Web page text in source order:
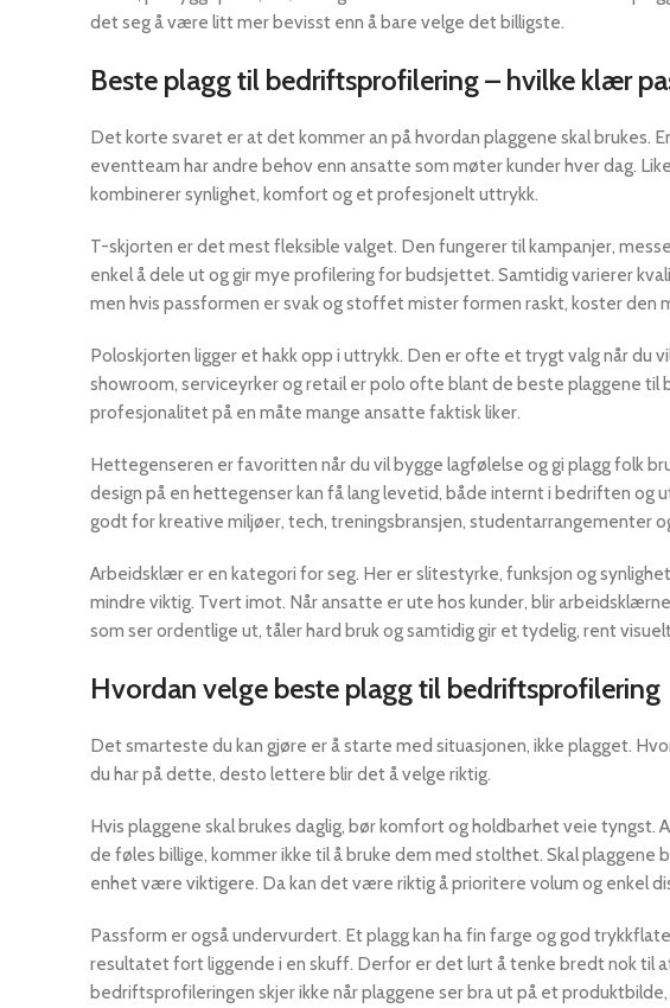
det seg å være litt mer bevisst enn å bare velge det billigste.
Beste plagg til bedriftsprofilering – hvilke klær
Det korte svaret er at det kommer an på hvordan plaggene skal brukes.
eventteam har andre behov enn ansatte som møter kunder hver dag.
kombinerer synlighet, komfort og et profesjonelt uttrykk.
T-skjorten er det mest fleksible valget. Den fungerer til kampanjer,
enkel å dele ut og gir mye profilering for budsjettet. Samtidig varierer
men hvis passformen er svak og stoffet mister formen raskt, koster den
Poloskjorten ligger et hakk opp i uttrykk. Den er ofte et trygt valg når du
showroom, serviceyrker og retail er polo ofte blant de beste plaggene
profesjonalitet på en måte mange ansatte faktisk liker.
Hettegenseren er favoritten når du vil bygge lagfølelse og gi plagg folk
design på en hettegenser kan få lang levetid, både internt i bedriften og
godt for kreative miljøer, tech, treningsbransjen, studentarrangementer
Arbeidsklær er en kategori for seg. Her er slitestyrke, funksjon og
mindre viktig. Tvert imot. Når ansatte er ute hos kunder, blir
som ser ordentlige ut, tåler hard bruk og samtidig gir et tydelig, rent
Hvordan velge beste plagg til bedriftsprofilering
Det smarteste du kan gjøre er å starte med situasjonen, ikke plagget.
du har på dette, desto lettere blir det å velge riktig.
Hvis plaggene skal brukes daglig, bør komfort og holdbarhet veie
de føles billige, kommer ikke til å bruke dem med stolthet. Skal plaggene
enhet være viktigere. Da kan det være riktig å prioritere volum og enkel
Passform er også undervurdert. Et plagg kan ha fin farge og god
resultatet fort liggende i en skuff. Derfor er det lurt å tenke bredt nok til
bedriftsprofileringen skjer ikke når plaggene ser bra ut på et produktbilde,